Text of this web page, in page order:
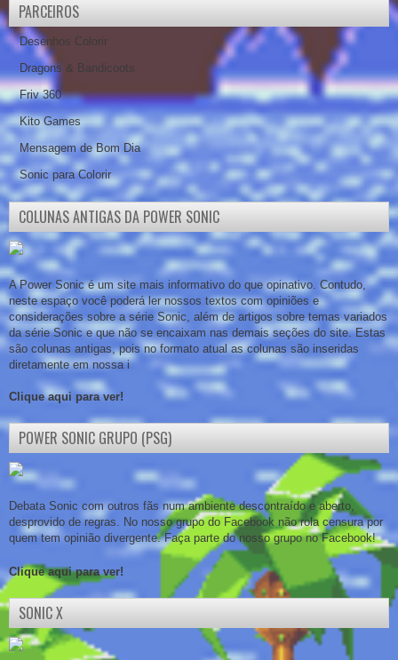
PARCEIROS
Desenhos Colorir
Dragons & Bandicoots
Friv 360
Kito Games
Mensagem de Bom Dia
Sonic para Colorir
COLUNAS ANTIGAS DA POWER SONIC
A Power Sonic é um site mais informativo do que opinativo. Contudo,
neste espaço você poderá ler nossos textos com opiniões e
considerações sobre a série Sonic, além de artigos sobre temas variados
da série Sonic e que não se encaixam nas demais seções do site. Estas
são colunas antigas, pois no formato atual as colunas são inseridas
diretamente em nossa i
Clique aqui para ver!
POWER SONIC GRUPO (PSG)
Debata Sonic com outros fãs num ambiente descontraído e aberto,
desprovido de regras. No nosso grupo do Facebook não rola censura por
quem tem opinião divergente. Faça parte do nosso grupo no Facebook!
Clique aqui para ver!
SONIC X